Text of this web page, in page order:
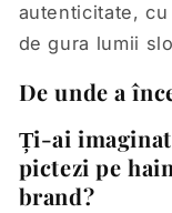
autenticitate,
de gura lumii
De unde a
Ți-ai imaginat
pictezi pe
brand?